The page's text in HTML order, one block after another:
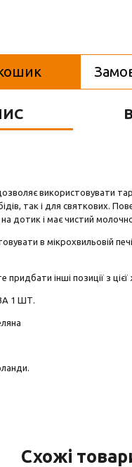
використовувати
так і для святкових.
дотик і має чистий
в мікрохвильовій
інші позиції з цієї
1 ШТ.
Схожі